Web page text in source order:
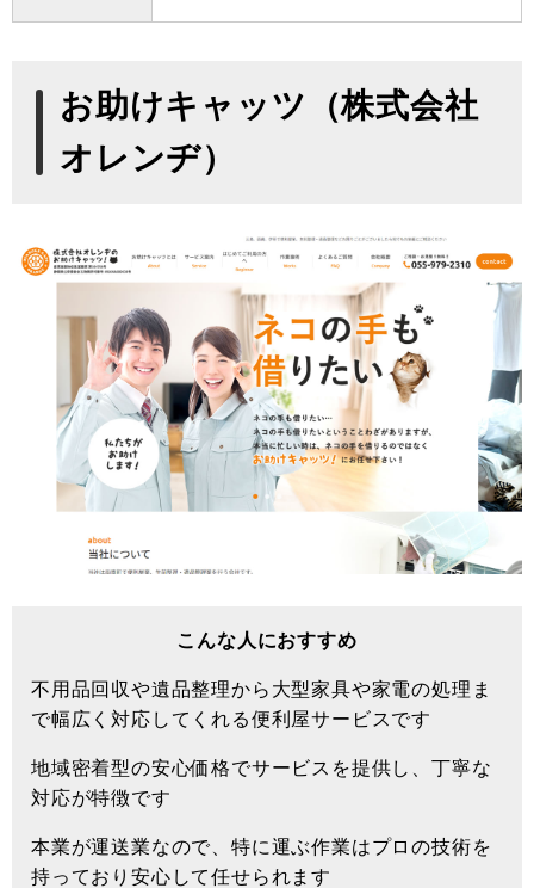
お助けキャッツ（株式会社
オレンヂ）
こんな人におすすめ
不用品回収や遺品整理から大型家具や家電の処理ま
で幅広く対応してくれる便利屋サービスです
地域密着型の安心価格でサービスを提供し、丁寧な
対応が特徴です
本業が運送業なので、特に運ぶ作業はプロの技術を
持っており安心して任せられます